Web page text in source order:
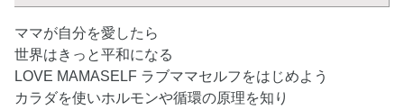
ママが自分を愛したら
世界はきっと平和になる
LOVE MAMASELF ラブママセルフをはじめよう
カラダを使いホルモンや循環の原理を知り